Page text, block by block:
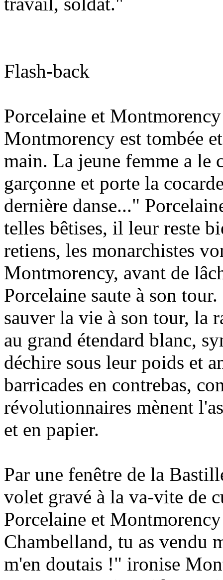
Flash-back
Porcelaine et
Montmorency est tombée
main. La jeune femme a le
garçonne et porte la
dernière danse..."
telles bêtises, il leur reste
retiens, les monarchistes
Montmorency, avant de
Porcelaine saute à son
sauver la vie à son tour, la
au grand étendard blanc,
déchire sous leur poids et
barricades en contrebas,
révolutionnaires mènent
et en papier.
Par une fenêtre de la
volet gravé à la va-vite de
Porcelaine et
Chambelland, tu as vendu
m'en doutais !" ironise